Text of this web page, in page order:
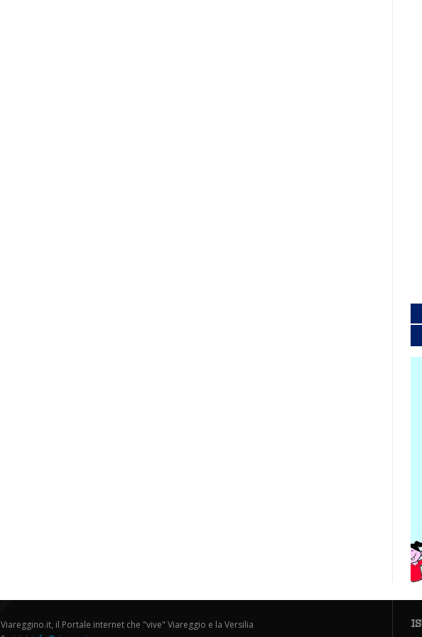
Viareggino.it, il Portale internet che "vive" Viareggio e la Versilia